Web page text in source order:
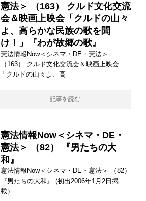
憲法＞ （163） クルド文化交流
会＆映画上映会「クルドの山々
よ、高らかな民族の歌を聞
け！」『わが故郷の歌』
憲法情報Now＜シネマ・DE・憲法＞
（163） クルド文化交流会＆映画上映会
「クルドの山々よ、高
記事を読む
憲法情報Now＜シネマ・DE・
憲法＞ （82） 『男たちの大
和』
憲法情報Now＜シネマ・DE・憲法＞ （82）
『男たちの大和』 (初出2006年1月2日掲
載）